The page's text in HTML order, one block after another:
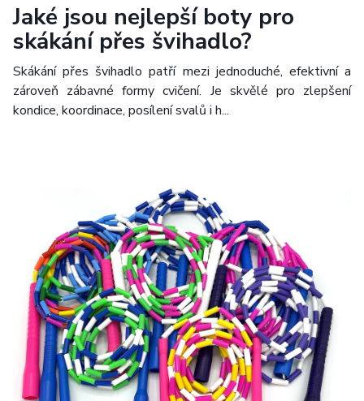
Jaké jsou nejlepší boty pro
skákání přes švihadlo?
Skákání přes švihadlo patří mezi jednoduché, efektivní a
zároveň zábavné formy cvičení. Je skvělé pro zlepšení
kondice, koordinace, posílení svalů i h...